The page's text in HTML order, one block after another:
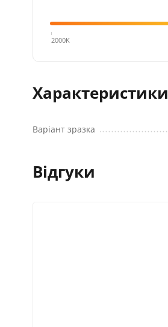
4000K
2000K
Характеристики
Варіант зразка
Відгуки